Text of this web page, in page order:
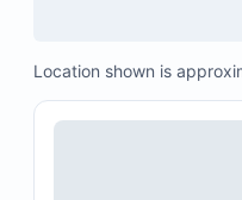
Location shown is